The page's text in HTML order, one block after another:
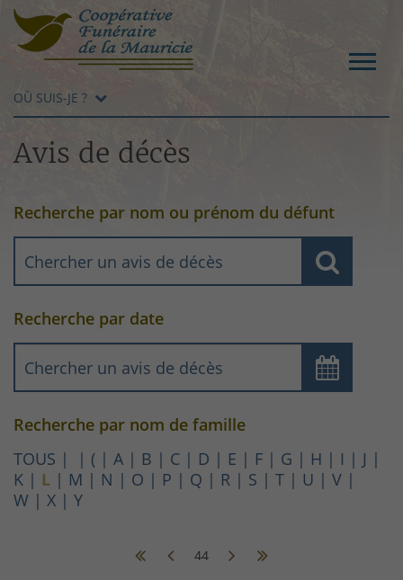
OÙ SUIS-JE ?
Avis de décès
Recherche par nom ou prénom du défunt
Recherche par date
Recherche par nom de famille
TOUS
( A B C D E F G H I
J
K
L M N O P Q R S T U
V
W
X Y
44